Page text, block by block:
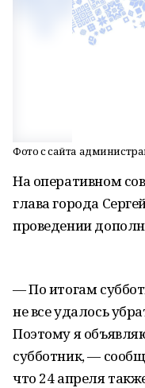
Фото с сайта
На оперативном
глава города
проведении
— По итогам
не все удалось
Поэтому я
субботник, —
что 24 апреля